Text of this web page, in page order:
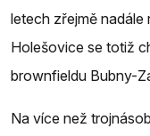
letech zřejmě nadále
Holešovice se totiž
brownfieldu Bubny-
Na více než